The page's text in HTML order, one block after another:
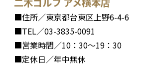
■住所／東京都台東区上野6-4-6
■TEL／03-3835-0091
■営業時間／10：30〜19：30
■定休日／年中無休